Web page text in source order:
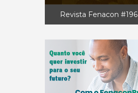
Revista Fenacon #196